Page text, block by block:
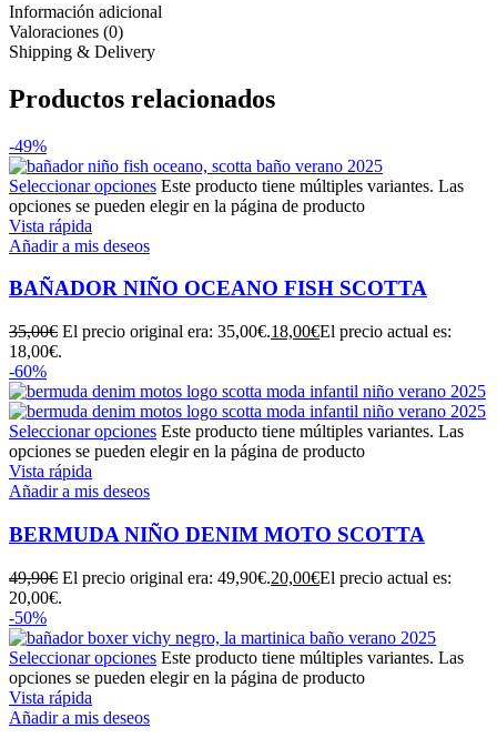
Información adicional
Valoraciones (0)
Shipping & Delivery
Productos relacionados
-49%
Seleccionar opciones Este producto tiene múltiples variantes. Las
opciones se pueden elegir en la página de producto
Vista rápida
Añadir a mis deseos
BAÑADOR NIÑO OCEANO FISH SCOTTA
35,00€ El precio original era: 35,00€.18,00€El precio actual es:
18,00€.
-60%
Seleccionar opciones Este producto tiene múltiples variantes. Las
opciones se pueden elegir en la página de producto
Vista rápida
Añadir a mis deseos
BERMUDA NIÑO DENIM MOTO SCOTTA
49,90€ El precio original era: 49,90€.20,00€El precio actual es:
20,00€.
-50%
Seleccionar opciones Este producto tiene múltiples variantes. Las
opciones se pueden elegir en la página de producto
Vista rápida
Añadir a mis deseos